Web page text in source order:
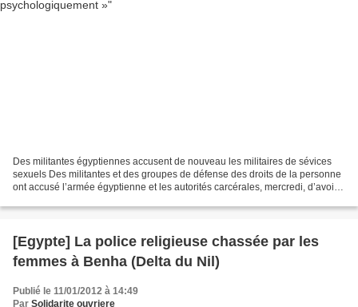
Des militantes égyptiennes accusent de nouveau les militaires de sévices
sexuels Des militantes et des groupes de défense des droits de la personne
ont accusé l’armée égyptienne et les autorités carcérales, mercredi, d’avoir
[Egypte] La police religieuse chassée par les
femmes à Benha (Delta du Nil)
Publié le 11/01/2012 à 14:49
Par Solidarite ouvriere